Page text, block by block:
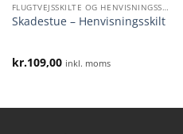
FLUGTVEJSSKILTE OG HENVISNINGSSKILTE
Skadestue – Henvisningsskilt
kr.109,00 inkl. moms